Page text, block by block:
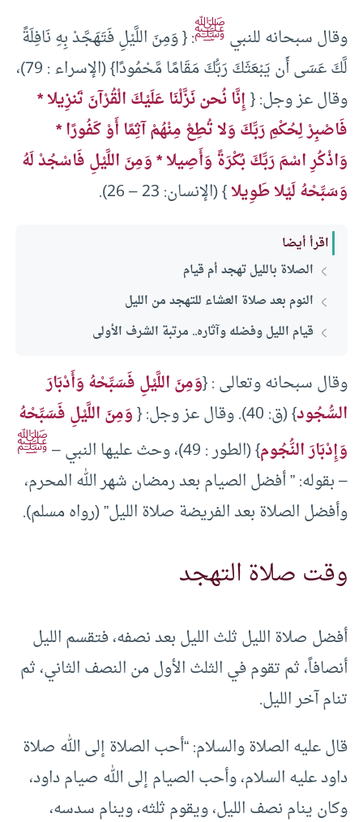
وقال سبحانه للنبيﷺ: { وَمِنَ اللَّيْلِ فَتَهَجَّدْ بِهِ نَافِلَةً
لَّكَ عَسَى أَن يَبْعَثَكَ رَبُّكَ مَقَامًا مَّحْمُودًا} (الإسراء : 79)،
وقال عز وجل: {إِنَّا نُحن نَزَّلْنَا عَلَيْكَ الْقُرْآنَ تَنزِيلا *
فَاصْبِرْ لِحُكْمِ رَبِّكَ وَلا تُطِعْ مِنْهُمْ آثِمًا أَوْ كَفُورًا *
وَاذْكُرِ اسْمَ رَبِّكَ بُكْرَةً وَأَصِيلا * وَمِنَ اللَّيْلِ فَاسْجُدْ لَهُ
وَسَبِّحْهُ لَيْلا طَوِيلا} (الإنسان: 23 – 26).
اقرأ أيضا
الصلاة بالليل تهجد أم قيام
النوم بعد صلاة العشاء للتهجد من الليل
قيام الليل وفضله وآثاره.. مرتبة الشرف الأولى
وقال سبحانه وتعالى : {وَمِنَ اللَّيْلِ فَسَبِّحْهُ وَأَدْبَارَ
السُّجُود} (ق: 40). وقال عز وجل: {
وَمِنَ اللَّيْلِ فَسَبِّحْهُ
وَإِدْبَارَ النُّجُوم} (الطور : 49)، وحث عليها النبي – ﷺ
– بقوله: ” أفضل الصيام بعد رمضان شهر الله المحرم،
وأفضل الصلاة بعد الفريضة صلاة الليل” (رواه مسلم).
وقت صلاة التهجد
أفضل صلاة الليل ثلث الليل بعد نصفه، فتقسم الليل
أنصافاً، ثم تقوم في الثلث الأول من النصف الثاني، ثم
تنام آخر الليل.
قال عليه الصلاة والسلام: “أحب الصلاة إلى الله صلاة
داود عليه السلام، وأحب الصيام إلى الله صيام داود،
وكان ينام نصف الليل، ويقوم ثلثه، وينام سدسه،